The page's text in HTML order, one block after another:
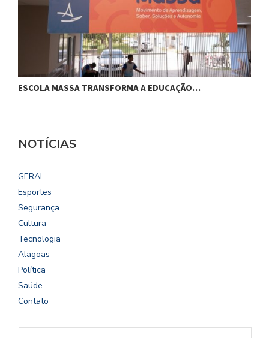
ESCOLA MASSA TRANSFORMA A EDUCAÇÃO…
NOTÍCIAS
GERAL
Esportes
Segurança
Cultura
Tecnologia
Alagoas
Política
Saúde
Contato